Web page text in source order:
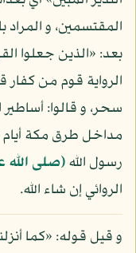
المقتسمين، و
بعد: «الذين جعلوا
الرواية قوم من كفار
سحر، و قالوا: أساطير
مداخل طرق مكة
رسول الله(صلى الله
الروائي إن شاء الله.
و قيل قوله: «كما